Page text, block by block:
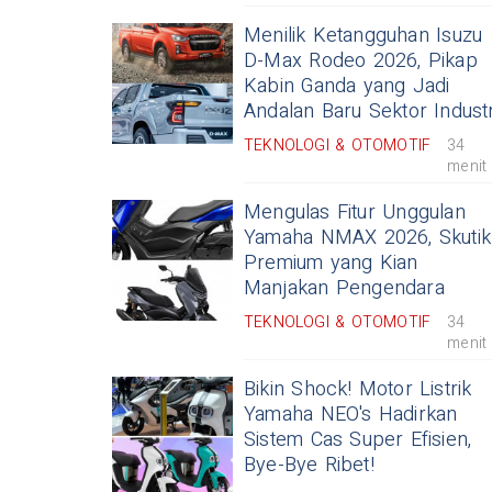
Menilik Ketangguhan Isuzu
D-Max Rodeo 2026, Pikap
Kabin Ganda yang Jadi
Andalan Baru Sektor
TEKNOLOGI & OTOMOTIF
34
menit
Mengulas Fitur Unggulan
Yamaha NMAX 2026, Skutik
Premium yang Kian
Manjakan Pengendara
TEKNOLOGI & OTOMOTIF
34
menit
Bikin Shock! Motor Listrik
Yamaha NEO's Hadirkan
Sistem Cas Super Efisien,
Bye-Bye Ribet!